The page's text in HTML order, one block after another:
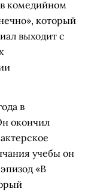
комедийном
который
выходит с
в
окончил
учебы он
«В